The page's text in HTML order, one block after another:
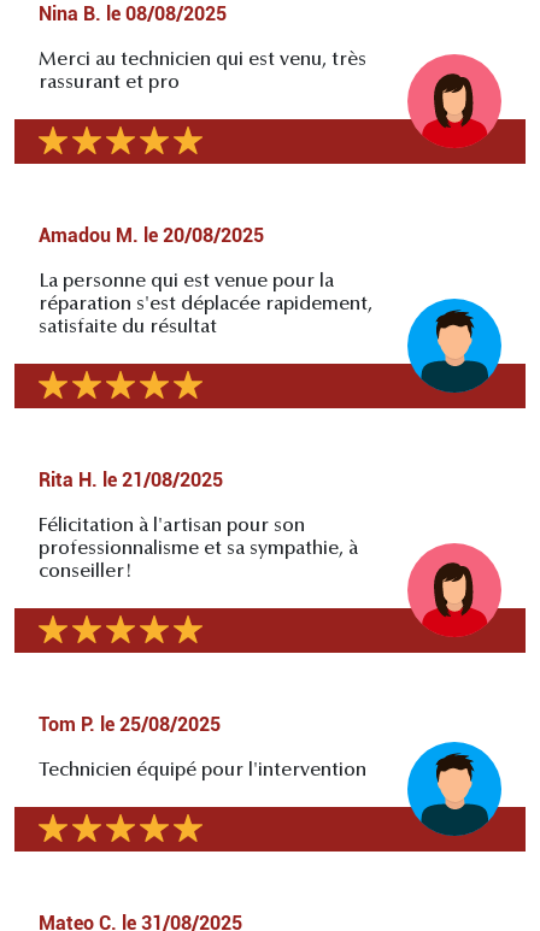
Nina B. le 08/08/2025
Merci au technicien qui est venu, très
rassurant et pro
Amadou M. le 20/08/2025
La personne qui est venue pour la
réparation s'est déplacée rapidement,
satisfaite du résultat
Rita H. le 21/08/2025
Félicitation à l'artisan pour son
professionnalisme et sa sympathie, à
conseiller!
Tom P. le 25/08/2025
Technicien équipé pour l'intervention
Mateo C. le 31/08/2025